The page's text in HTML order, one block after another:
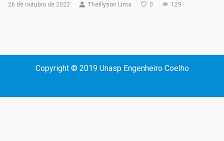
26 de outubro de 2022 Theillyson Lima 0 129
Copyright © 2019 Unasp Engenheiro Coelho